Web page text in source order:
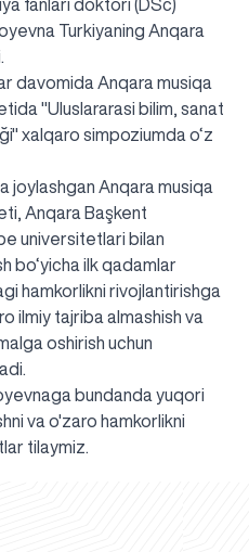
fanlari doktori (DSc)
Turkiyaning Anqara
davomida Anqara musiqa
"Uluslararasi bilim, sanat
xalqaro simpoziumda o‘z
joylashgan Anqara musiqa
Anqara Başkent
universitetlari bilan
bo‘yicha ilk qadamlar
hamkorlikni rivojlantirishga
ilmiy tajriba almashish va
oshirish uchun
bundanda yuqori
va o'zaro hamkorlikni
tilaymiz.
на перспективу
на новый уровень?
muhim tayanchi